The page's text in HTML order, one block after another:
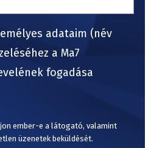
adataim (név
a Ma7
fogadása
ember-e a látogató, valamint
üzenetek beküldését.